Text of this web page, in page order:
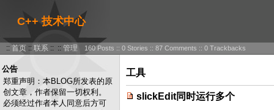
C++ 技术中心
:: 首页 :: 联系 :: :: 管理 160 Posts :: 0 Stories :: 87 Comments :: 0 Trackbacks
公告
郑重声明：本BLOG所发表的原
创文章，作者保留一切权利。
必须经过作者本人同意后方可
工具
slickEdit同时运行多个